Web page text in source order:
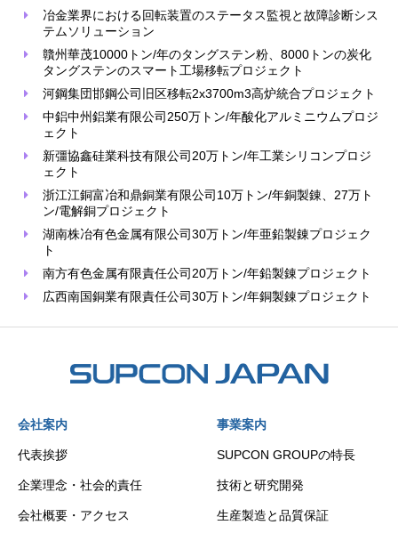
冶金業界における回転装置のステータス監視と故障診断シス
テムソリューション
贛州華茂10000トン/年のタングステン粉、8000トンの炭化
タングステンのスマート工場移転プロジェクト
河鋼集団邯鋼公司旧区移転2x3700m3高炉統合プロジェクト
中鋁中州鋁業有限公司250万トン/年酸化アルミニウムプロジ
ェクト
新彊協鑫硅業科技有限公司20万トン/年工業シリコンプロジ
ェクト
浙江江銅富冶和鼎銅業有限公司10万トン/年銅製錬、27万ト
ン/電解銅プロジェクト
湖南株冶有色金属有限公司30万トン/年亜鉛製錬プロジェク
ト
南方有色金属有限責任公司20万トン/年鉛製錬プロジェクト
広西南国銅業有限責任公司30万トン/年銅製錬プロジェクト
会社案内
代表挨拶
企業理念・社会的責任
会社概要・アクセス
事業案内
SUPCON GROUPの特長
技術と研究開発
生産製造と品質保証